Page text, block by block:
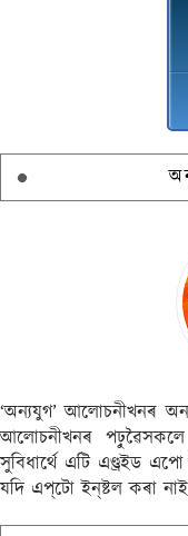
‘অন্যযুগ’ আলোচনীখনৰ
আলোচনীখনৰ
সুবিধাৰ্থে এটি এণ্ড্ৰইড
যদি এপ্‌টো ইন্‌ষ্টল কৰা